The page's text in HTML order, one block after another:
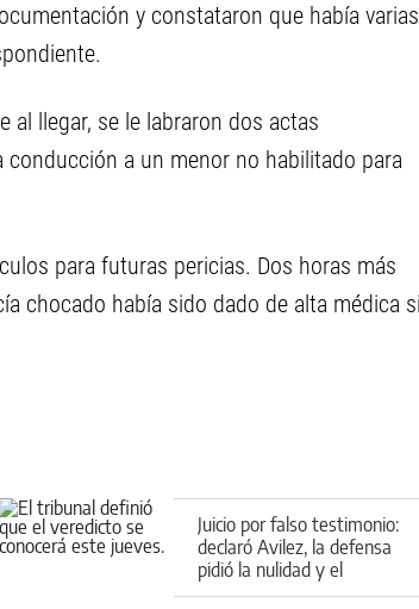
y constataron que había varias
al llegar, se le labraron dos actas
a un menor no habilitado para
para futuras pericias. Dos horas más
chocado había sido dado de alta médica
Juicio por falso testimonio:
declaró Avilez, la defensa
pidió la nulidad y el
veredicto se conocerá el